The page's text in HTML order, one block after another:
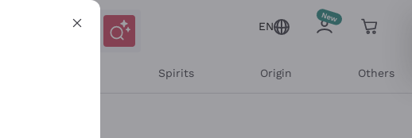
EN
Spirits Origin Others